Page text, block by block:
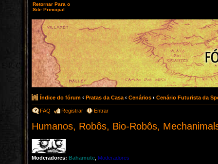
Retornar Para o
Site Principal
Índice do fórum ‹ Pratas da Casa ‹ Cenários ‹ Cenário Futurista da
FAQ Registrar Entrar
Humanos, Robôs, Bio-Robôs,
Moderadores: Bahamute Moderadores